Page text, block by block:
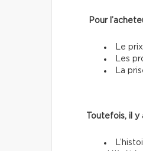
Pour
Le
Les
La
Toutefois, il